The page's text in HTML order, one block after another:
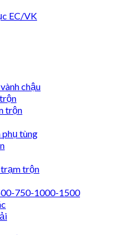
EC/VK
chậu
trộn
tùng
trạm trộn
750-1000-1500